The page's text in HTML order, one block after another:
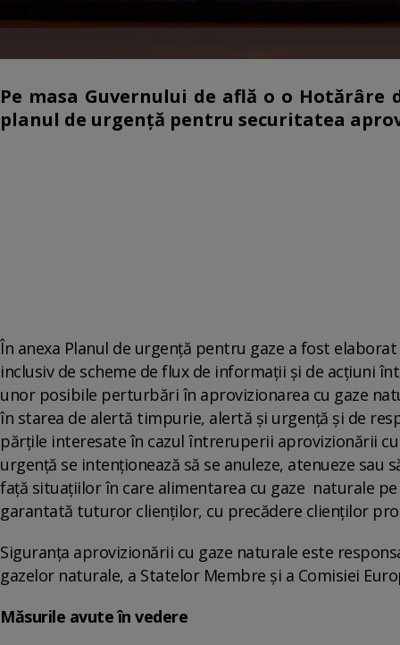
Pe masa Guvernului de află o o Hotărâre
planul de urgență pentru securitatea
În anexa Planul de urgență pentru gaze a fost
inclusiv de scheme de flux de informații și de acțiuni
unor posibile perturbări în aprovizionarea cu gaze
în starea de alertă timpurie, alertă și urgență și de
părțile interesate în cazul întreruperii aprovizionării
urgență se intenționează să se anuleze, atenueze
față situațiilor în care alimentarea cu gaze naturale
garantată tuturor clienților, cu precădere clienților
Siguranța aprovizionării cu gaze naturale este
gazelor naturale, a Statelor Membre și a Comisiei
Măsurile avute în vedere